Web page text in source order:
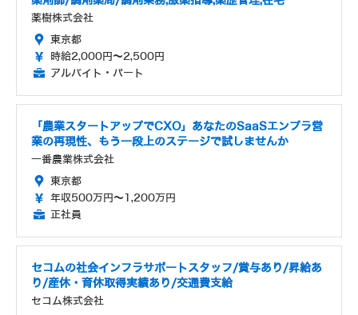
薬樹株式会社
東京都
時給2,000円～2,500円
アルバイト・パート
「農業スタートアップでCXO」あなたのSaaSエンプラ営
業の再現性、もう一段上のステージで試しませんか
一番農業株式会社
東京都
年収500万円～1,200万円
正社員
セコムの社会インフラサポートスタッフ/賞与あり/昇給あ
り/産休・育休取得実績あり/交通費支給
セコム株式会社